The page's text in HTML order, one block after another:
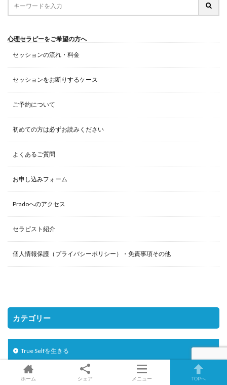
心理セラピーをご希望の方へ
セッションの流れ・料金
セッションをお断りするケース
ご予約について
初めての方は必ずお読みください
よくあるご質問
お申し込みフォーム
Pradoへのアクセス
セラピスト紹介
個人情報保護（プライバシーポリシー）・免責事項その他
カテゴリー
True Selfを生きる
Prado心理セラピーの特徴
ホーム シェア メニュー TOPへ